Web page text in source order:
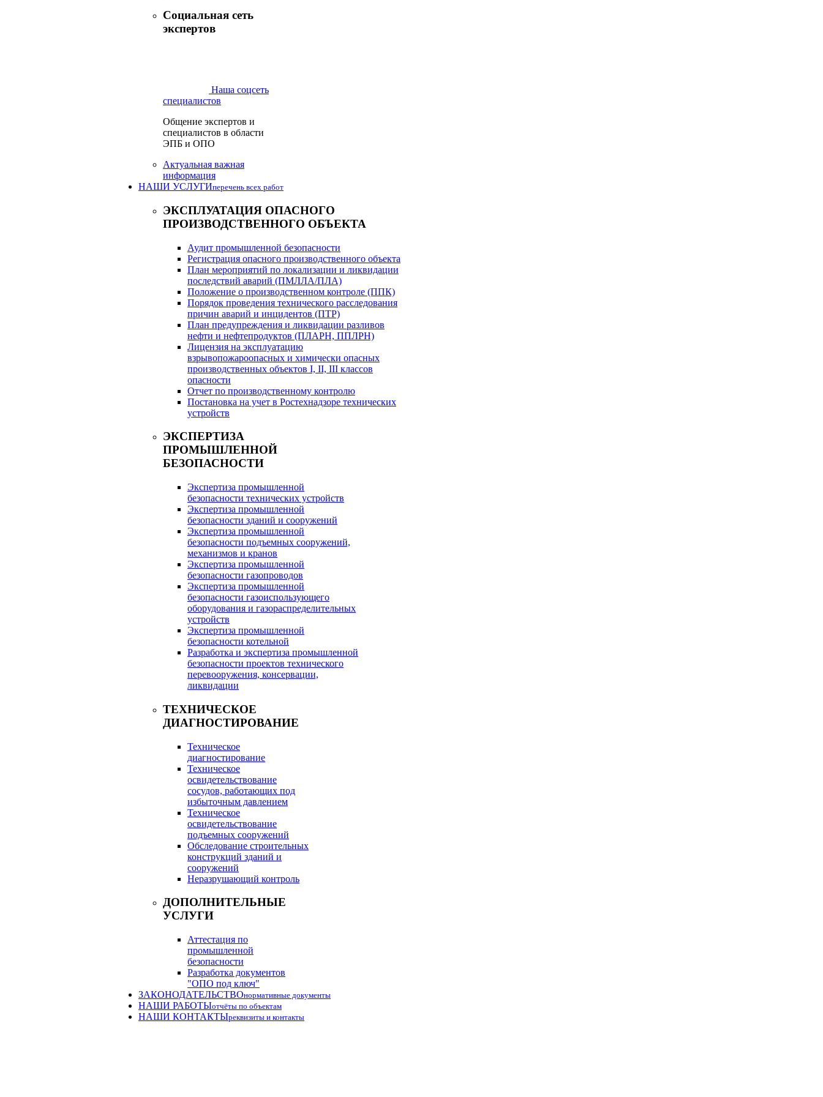
Социальная сеть
экспертов
Наша соцсеть
специалистов
Общение экспертов и
специалистов в области
ЭПБ и ОПО
Актуальная важная
информация
НАШИ УСЛУГИперечень всех работ
ЭКСПЛУАТАЦИЯ ОПАСНОГО
ПРОИЗВОДСТВЕННОГО ОБЪЕКТА
Аудит промышленной безопасности
Регистрация опасного производственного объекта
План мероприятий по локализации и ликвидации
последствий аварий (ПМЛЛА/ПЛА)
Положение о производственном контроле (ППК)
Порядок проведения технического расследования
причин аварий и инцидентов (ПТР)
План предупреждения и ликвидации разливов
нефти и нефтепродуктов (ПЛАРН, ППЛРН)
Лицензия на эксплуатацию
взрывопожароопасных и химически опасных
производственных объектов I, II, III классов
опасности
Отчет по производственному контролю
Постановка на учет в Ростехнадзоре технических
устройств
ЭКСПЕРТИЗА
ПРОМЫШЛЕННОЙ
БЕЗОПАСНОСТИ
Экспертиза промышленной
безопасности технических устройств
Экспертиза промышленной
безопасности зданий и сооружений
Экспертиза промышленной
безопасности подъемных сооружений,
механизмов и кранов
Экспертиза промышленной
безопасности газопроводов
Экспертиза промышленной
безопасности газоиспользующего
оборудования и газораспределительных
устройств
Экспертиза промышленной
безопасности котельной
Разработка и экспертиза промышленной
безопасности проектов технического
перевооружения, консервации,
ликвидации
ТЕХНИЧЕСКОЕ
ДИАГНОСТИРОВАНИЕ
Техническое
диагностирование
Техническое
освидетельствование
сосудов, работающих под
избыточным давлением
Техническое
освидетельствование
подъемных сооружений
Обследование строительных
конструкций зданий и
сооружений
Неразрушающий контроль
ДОПОЛНИТЕЛЬНЫЕ
УСЛУГИ
Аттестация по
промышленной
безопасности
Разработка документов
"ОПО под ключ"
ЗАКОНОДАТЕЛЬСТВОнормативные документы
НАШИ РАБОТЫотчёты по объектам
НАШИ КОНТАКТЫреквизиты и контакты